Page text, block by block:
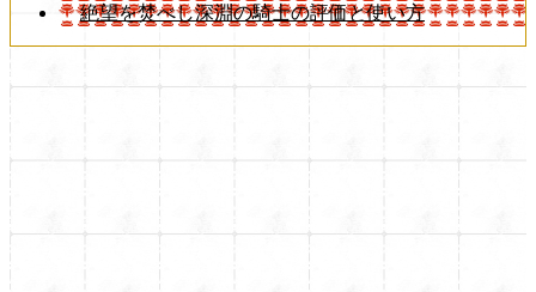
絶望を焚べし深淵の騎士の評価と使い方